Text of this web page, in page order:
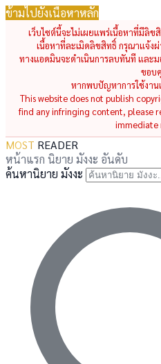
ข้ามไปยังเนื้อหาหลัก
เว็บไซต์นี้จะไม่เผยแพร่เนื้อหาที่มีลิข
เนื้อหาที่ละเมิดลิขสิทธิ์ กรุณาแจ้งผ่
ทางแอดมินจะดำเนินการลบทันที และ
ขอบ
หากพบปัญหาการใช้งาน
This website does not publish
find any infringing content, please
immediate
MOST READER
หน้าแรก นิยาย มังงะ อันดับ
ค้นหานิยาย มังงะ